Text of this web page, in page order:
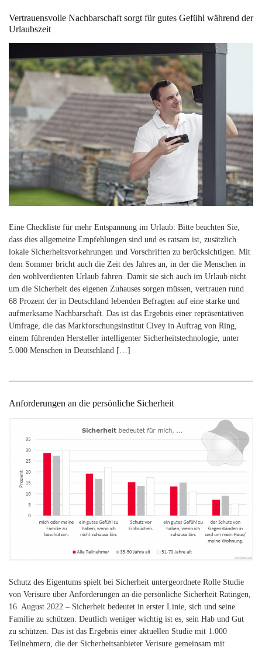
Vertrauensvolle Nachbarschaft sorgt für gutes Gefühl während der
Urlaubszeit
Eine Checkliste für mehr Entspannung im Urlaub: Bitte beachten Sie,
dass dies allgemeine Empfehlungen sind und es ratsam ist, zusätzlich
lokale Sicherheitsvorkehrungen und Vorschriften zu berücksichtigen. Mit
dem Sommer bricht auch die Zeit des Jahres an, in der die Menschen in
den wohlverdienten Urlaub fahren. Damit sie sich auch im Urlaub nicht
um die Sicherheit des eigenen Zuhauses sorgen müssen, vertrauen rund
68 Prozent der in Deutschland lebenden Befragten auf eine starke und
aufmerksame Nachbarschaft. Das ist das Ergebnis einer repräsentativen
Umfrage, die das Markforschungsinstitut Civey in Auftrag von Ring,
einem führenden Hersteller intelligenter Sicherheitstechnologie, unter
5.000 Menschen in Deutschland […]
Anforderungen an die persönliche Sicherheit
Schutz des Eigentums spielt bei Sicherheit untergeordnete Rolle Studie
von Verisure über Anforderungen an die persönliche Sicherheit Ratingen,
16. August 2022 – Sicherheit bedeutet in erster Linie, sich und seine
Familie zu schützen. Deutlich weniger wichtig ist es, sein Hab und Gut
zu schützen. Das ist das Ergebnis einer aktuellen Studie mit 1.000
Teilnehmern, die der Sicherheitsanbieter Verisure gemeinsam mit